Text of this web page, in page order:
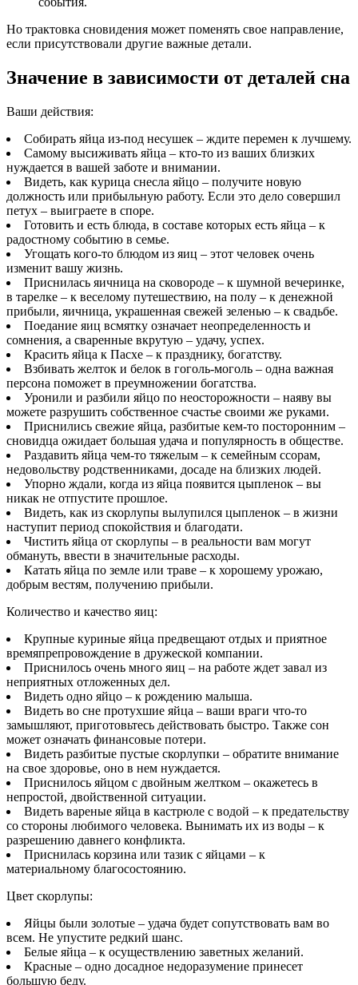
Но трактовка сновидения может поменять свое направление,
если присутствовали другие важные детали.
Значение в зависимости от деталей сна
Ваши действия:
Собирать яйца из-под несушек – ждите перемен к лучшему.
Самому высиживать яйца – кто-то из ваших близких
нуждается в вашей заботе и внимании.
Видеть, как курица снесла яйцо – получите новую
должность или прибыльную работу. Если это дело совершил
петух – выиграете в споре.
Готовить и есть блюда, в составе которых есть яйца – к
радостному событию в семье.
Угощать кого-то блюдом из яиц – этот человек очень
изменит вашу жизнь.
Приснилась яичница на сковороде – к шумной вечеринке,
в тарелке – к веселому путешествию, на полу – к денежной
прибыли, яичница, украшенная свежей зеленью – к свадьбе.
Поедание яиц всмятку означает неопределенность и
сомнения, а сваренные вкрутую – удачу, успех.
Красить яйца к Пасхе – к празднику, богатству.
Взбивать желток и белок в гоголь-моголь – одна важная
персона поможет в преумножении богатства.
Уронили и разбили яйцо по неосторожности – наяву вы
можете разрушить собственное счастье своими же руками.
Приснились свежие яйца, разбитые кем-то посторонним –
сновидца ожидает большая удача и популярность в обществе.
Раздавить яйца чем-то тяжелым – к семейным ссорам,
недовольству родственниками, досаде на близких людей.
Упорно ждали, когда из яйца появится цыпленок – вы
никак не отпустите прошлое.
Видеть, как из скорлупы вылупился цыпленок – в жизни
наступит период спокойствия и благодати.
Чистить яйца от скорлупы – в реальности вам могут
обмануть, ввести в значительные расходы.
Катать яйца по земле или траве – к хорошему урожаю,
добрым вестям, получению прибыли.
Количество и качество яиц:
Крупные куриные яйца предвещают отдых и приятное
времяпрепровождение в дружеской компании.
Приснилось очень много яиц – на работе ждет завал из
неприятных отложенных дел.
Видеть одно яйцо – к рождению малыша.
Видеть во сне протухшие яйца – ваши враги что-то
замышляют, приготовьтесь действовать быстро. Также сон
может означать финансовые потери.
Видеть разбитые пустые скорлупки – обратите внимание
на свое здоровье, оно в нем нуждается.
Приснилось яйцом с двойным желтком – окажетесь в
непростой, двойственной ситуации.
Видеть вареные яйца в кастрюле с водой – к предательству
со стороны любимого человека. Вынимать их из воды – к
разрешению давнего конфликта.
Приснилась корзина или тазик с яйцами – к
материальному благосостоянию.
Цвет скорлупы:
Яйцы были золотые – удача будет сопутствовать вам во
всем. Не упустите редкий шанс.
Белые яйца – к осуществлению заветных желаний.
Красные – одно досадное недоразумение принесет
большую беду.